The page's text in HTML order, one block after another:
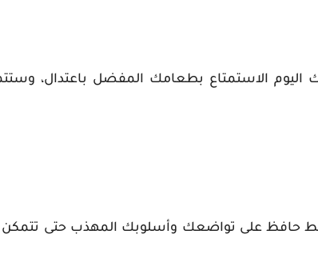
اليوم الاستمتاع بطعامك المفضل باعتدال،
حافظ على تواضعك وأسلوبك المهذب حتى